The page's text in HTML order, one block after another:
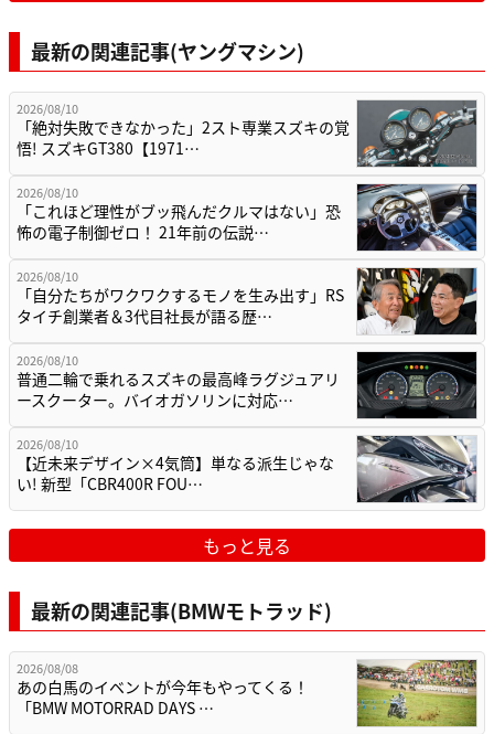
最新の関連記事(ヤングマシン)
2026/08/10
「絶対失敗できなかった」2スト専業スズキの覚
悟! スズキGT380【1971…
2026/08/10
「これほど理性がブッ飛んだクルマはない」恐
怖の電子制御ゼロ！ 21年前の伝説…
2026/08/10
「自分たちがワクワクするモノを生み出す」RS
タイチ創業者＆3代目社長が語る歴…
2026/08/10
普通二輪で乗れるスズキの最高峰ラグジュアリ
ースクーター。バイオガソリンに対応…
2026/08/10
【近未来デザイン×4気筒】単なる派生じゃな
い! 新型「CBR400R FOU…
もっと見る
最新の関連記事(BMWモトラッド)
2026/08/08
あの白馬のイベントが今年もやってくる！
「BMW MOTORRAD DAYS …